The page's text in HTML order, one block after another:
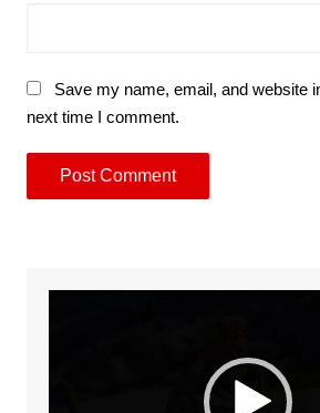
Save my name, email, and website
next time I comment.